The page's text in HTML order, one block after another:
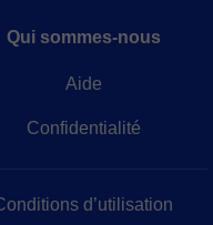
Qui sommes-nous
Aide
Confidentialité
d’utilisation